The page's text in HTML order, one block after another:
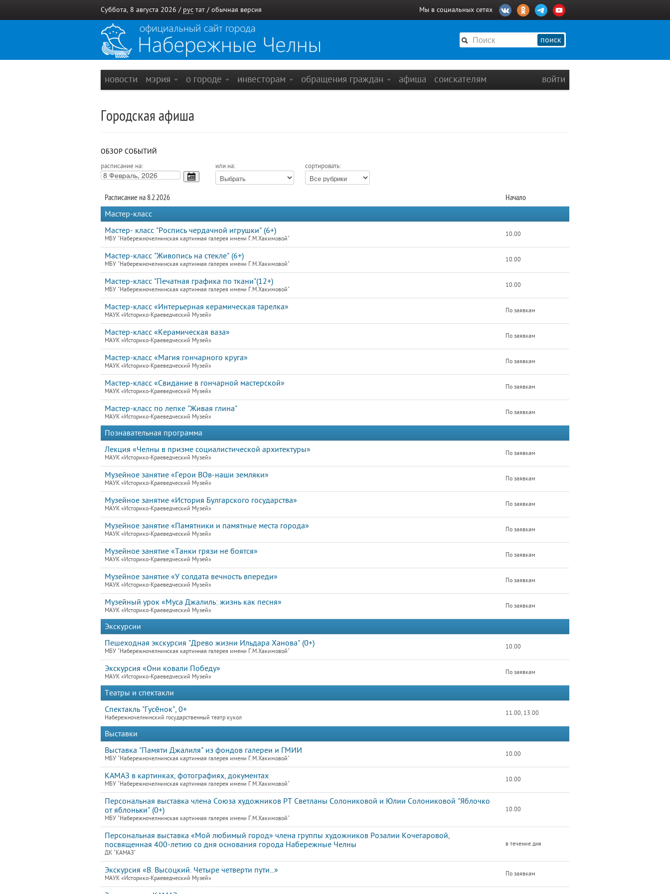
Суббота, 8 августа 2026 / рус тат / обычная версия Мы в социальных сетях
поиск
новости мэрия о городе инвесторам обращения граждан афиша соискателям войти
Городская афиша
ОБЗОР СОБЫТИЙ
расписание на: или на: сортировать:
Расписание на 8.2.2026
Начало
Мастер-класс
Мастер- класс "Роспись чердачной игрушки" (6+)
МБУ "Набережночелнинская картинная галерея имени Г.М.Хакимовой"
10.00
Мастер-класс "Живопись на стекле" (6+)
МБУ "Набережночелнинская картинная галерея имени Г.М.Хакимовой"
10.00
Мастер-класс "Печатная графика по ткани"(12+)
МБУ "Набережночелнинская картинная галерея имени Г.М.Хакимовой"
10.00
Мастер-класс «Интерьерная керамическая тарелка»
МАУК «Историко-Краеведческий Музей»
По заявкам
Мастер-класс «Керамическая ваза»
МАУК «Историко-Краеведческий Музей»
По заявкам
Мастер-класс «Магия гончарного круга»
МАУК «Историко-Краеведческий Музей»
По заявкам
Мастер-класс «Свидание в гончарной мастерской»
МАУК «Историко-Краеведческий Музей»
По заявкам
Мастер-класс по лепке "Живая глина"
МАУК «Историко-Краеведческий Музей»
По заявкам
Познавательная программа
Лекция «Челны в призме социалистической архитектуры»
МАУК «Историко-Краеведческий Музей»
По заявкам
Музейное занятие «Герои ВОв-наши земляки»
МАУК «Историко-Краеведческий Музей»
По заявкам
Музейное занятие «История Булгарского государства»
МАУК «Историко-Краеведческий Музей»
По заявкам
Музейное занятие «Памятники и памятные места города»
МАУК «Историко-Краеведческий Музей»
По заявкам
Музейное занятие «Танки грязи не боятся»
МАУК «Историко-Краеведческий Музей»
По заявкам
Музейное занятие «У солдата вечность впереди»
МАУК «Историко-Краеведческий Музей»
По заявкам
Музейный урок «Муса Джалиль: жизнь как песня»
МАУК «Историко-Краеведческий Музей»
По заявкам
Экскурсии
Пешеходная экскурсия "Древо жизни Ильдара Ханова" (0+)
МБУ "Набережночелнинская картинная галерея имени Г.М.Хакимовой"
10.00
Экскурсия «Они ковали Победу»
МАУК «Историко-Краеведческий Музей»
По заявкам
Театры и спектакли
Спектакль "Гусёнок", 0+
Набережночелнинский государственный театр кукол
11.00, 13.00
Выставки
Выставка "Памяти Джалиля" из фондов галереи и ГМИИ
МБУ "Набережночелнинская картинная галерея имени Г.М.Хакимовой"
10.00
КАМАЗ в картинках, фотографиях, документах
МБУ "Набережночелнинская картинная галерея имени Г.М.Хакимовой"
10.00
Персональная выставка члена Союза художников РТ Светланы Солониковой и Юлии Солониковой "Яблочко
от яблоньки" (0+)
МБУ "Набережночелнинская картинная галерея имени Г.М.Хакимовой"
10.00
Персональная выставка «Мой любимый город» члена группы художников Розалии Кочегаровой,
посвященная 400-летию со дня основания города Набережные Челны
ДК "КАМАЗ"
в течение дня
Экскурсия «В. Высоцкий. Четыре четверти пути...»
МАУК «Историко-Краеведческий Музей»
По заявкам